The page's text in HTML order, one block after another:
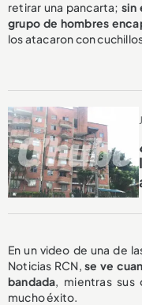
retirar una pancarta;sin
grupo de hombres
los atacaron con
En un video de una de
Noticias RCN,se ve
bandada, mientras sus
mucho éxito.